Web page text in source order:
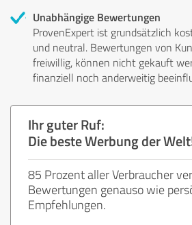
Unabhängige Bewertungen
ProvenExpert ist grundsätzlich
und neutral. Bewertungen von
freiwillig, können nicht gekauft
finanziell noch anderweitig
Ihr guter Ruf:
Die beste Werbung der
85 Prozent aller Verbraucher
Bewertungen genauso wie
Empfehlungen.